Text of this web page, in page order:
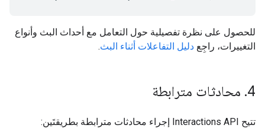
للحصول على نظرة تفصيلية حول التعامل مع أحداث البث وأنواع
التغييرات، راجِع دليل التفاعلات أثناء البث.
4
. محادثات مترابطة
تتيح Interactions API إجراء محادثات مترابطة بطريقتَين: